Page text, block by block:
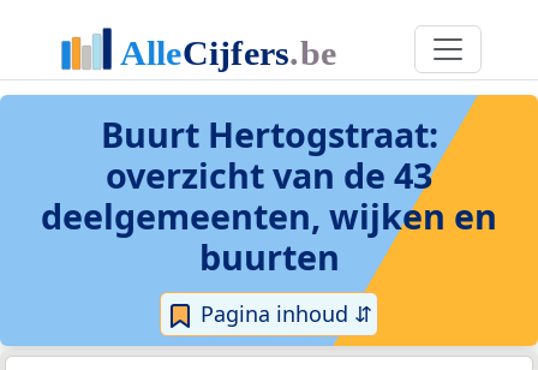
Buurt Hertogstraat:
overzicht van de 43
deelgemeenten, wijken en
buurten
Pagina inhoud ⇵